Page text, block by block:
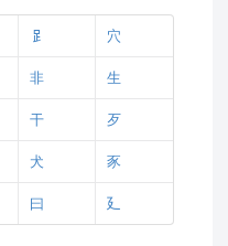
𧾷 穴
非 生
干 歹
犬 豕
曰 廴